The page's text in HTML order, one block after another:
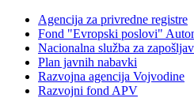
Agencija za privredne registre
Fond "Evropski poslovi"
Nacionalna služba za
Plan javnih nabavki
Razvojna agencija Vojvodine
Razvojni fond APV